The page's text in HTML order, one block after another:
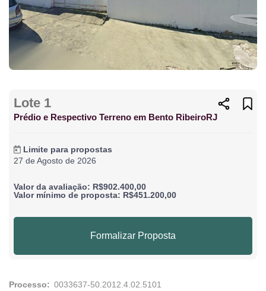
Processo:
Lote 1
Prédio e Respectivo Terreno em Bento RibeiroRJ
Limite para propostas
27 de Agosto de 2026
Valor da avaliação: R$902.400,00
Valor mínimo de proposta: R$451.200,00
Formalizar Proposta